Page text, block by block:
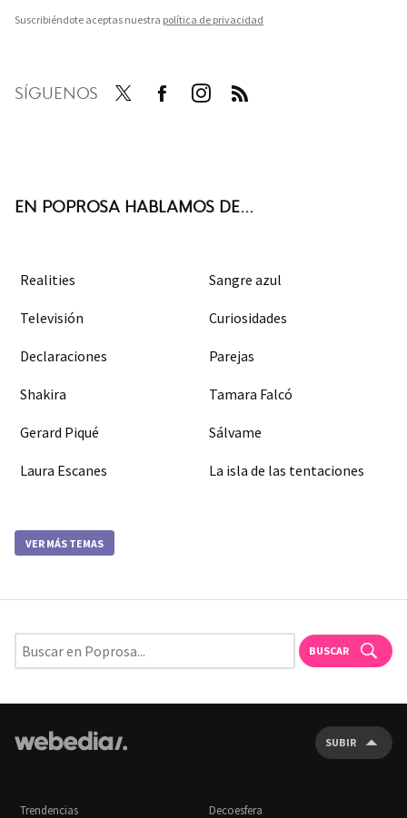
Suscribiéndote aceptas nuestra política de privacidad
SÍGUENOS
EN POPROSA HABLAMOS DE...
Realities Sangre azul
Televisión Curiosidades
Declaraciones Parejas
Shakira Tamara Falcó
Gerard Piqué Sálvame
Laura Escanes La isla de las tentaciones
VER MÁS TEMAS
BUSCAR
SUBIR
Trendencias Decoesfera